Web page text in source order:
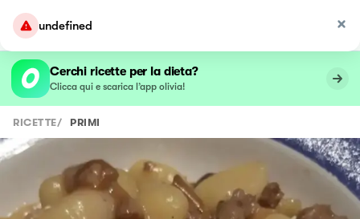
undefined
Cerchi ricette per la dieta?
Clicca qui e scarica l’app olivia!
RICETTE/ PRIMI